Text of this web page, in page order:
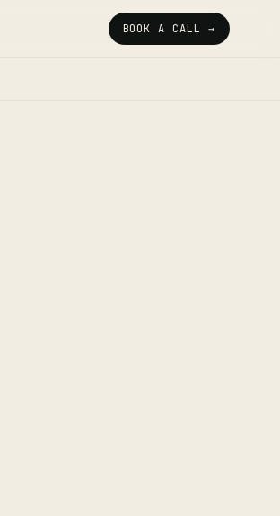
BOOK A CALL →